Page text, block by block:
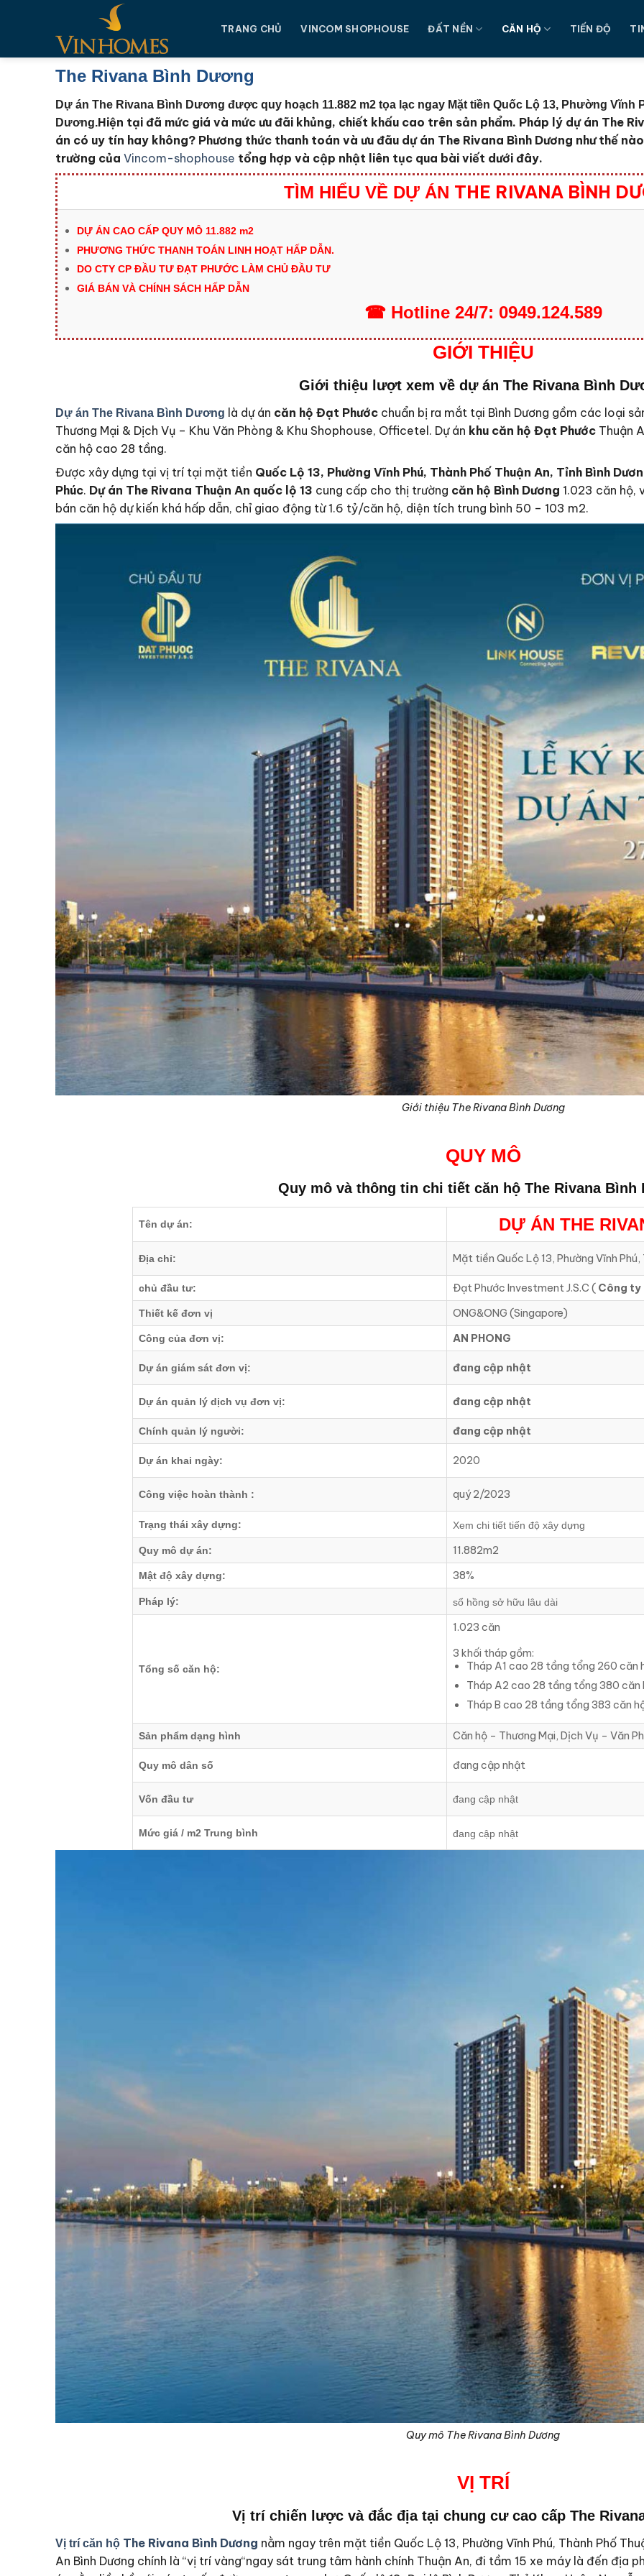
dung
TRANG CHỦ VINCOM SHOPHOUSE ĐẤT NỀN CĂN HỘ TIẾN ĐỘ
The Rivana Bình Dương
Dự án The Rivana Bình Dương được quy hoạch 11.882 m2 tọa lạc ngay Mặt tiền Quốc Lộ 13, Phường Vĩnh
Dương.Hiện tại đã mức giá và mức ưu đãi khủng, chiết khấu cao trên sản phẩm. Pháp lý dự án The
án có uy tín hay không? Phương thức thanh toán và ưu đãu dự án The Rivana Bình Dương như thế
trường của Vincom-shophouse tổng hợp và cập nhật liên tục qua bài viết dưới đây.
TÌM HIỂU VỀ DỰ ÁN THE RIVANA BÌNH
DỰ ÁN CAO CẤP QUY MÔ 11.882 m2
PHƯƠNG THỨC THANH TOÁN LINH HOẠT HẤP DẪN.
DO CTY CP ĐẦU TƯ ĐẠT PHƯỚC LÀM CHỦ ĐẦU TƯ
GIÁ BÁN VÀ CHÍNH SÁCH HẤP DẪN
☎ Hotline 24/7: 0949.124.589
GIỚI THIỆU
Giới thiệu lượt xem về dự án The Rivana Bình
Dự án The Rivana Bình Dương là dự án căn hộ Đạt Phước chuẩn bị ra mắt tại Bình Dương gồm các loại
Thương Mại & Dịch Vụ – Khu Văn Phòng & Khu Shophouse, Officetel. Dự án khu căn hộ Đạt Phước Thuận
căn hộ cao 28 tầng.
Được xây dựng tại vị trí tại mặt tiền Quốc Lộ 13, Phường Vĩnh Phú, Thành Phố Thuận An, Tỉnh Bình
Phúc. Dự án The Rivana Thuận An quốc lộ 13 cung cấp cho thị trường căn hộ Bình Dương 1.023 căn hộ,
bán căn hộ dự kiến khá hấp dẫn, chỉ giao động từ 1.6 tỷ/căn hộ, diện tích trung bình 50 – 103 m2.
Giới thiệu The Rivana Bình Dương
QUY MÔ
Quy mô và thông tin chi tiết căn hộThe Rivana Bình
Tên dự án: DỰ ÁN THE
Địa chỉ: Mặt tiền Quốc Lộ 13, Phường Vĩnh
chủ đầu tư: Đạt Phước Investment J.S.C ( Công ty
Thiết kế đơn vị ONG&ONG (Singapore)
Công của đơn vị: AN PHONG
Dự án giám sát đơn vị: đang cập nhật
Dự án quản lý dịch vụ đơn vị: đang cập nhật
Chính quản lý người: đang cập nhật
Dự án khai ngày: 2020
Công việc hoàn thành : quý 2/2023
Trạng thái xây dựng: Xem chi tiết tiến độ xây dựng
Quy mô dự án: 11.882m2
Mật độ xây dựng: 38%
Pháp lý: sổ hồng sở hữu lâu dài
Tổng số căn hộ:
1.023 căn
3 khối tháp gồm:
Tháp A1 cao 28 tầng tổng 260 căn
Tháp A2 cao 28 tầng tổng 380 căn
Tháp B cao 28 tầng tổng 383 căn
Sản phẩm dạng hình Căn hộ – Thương Mại, Dịch Vụ – Văn
Quy mô dân số đang cập nhật
Vốn đầu tư đang cập nhật
Mức giá / m2 Trung bình đang cập nhật
Quy mô The Rivana Bình Dương
VỊ TRÍ
Vị trí chiến lược và đắc địa tại chung cư cao cấp The
Vị trí căn hộ The Rivana Bình Dương nằm ngay trên mặt tiền Quốc Lộ 13, Phường Vĩnh Phú, Thành Phố
An Bình Dương chính là “vị trí vàng“ngay sát trung tâm hành chính Thuận An, đi tầm 15 xe máy là đến địa